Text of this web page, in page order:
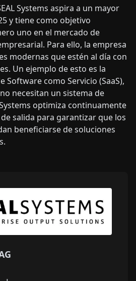
Systems aspira a un mayor
y tiene como objetivo
uno en el mercado de
Para ello, la empresa
modernas que estén al día con
Un ejemplo de esto es la
Software como Servicio (SaaS),
necesitan un sistema de
optimiza continuamente
salida para garantizar que los
beneficiarse de soluciones